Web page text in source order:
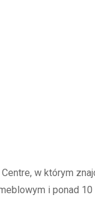
w którym
i ponad 10